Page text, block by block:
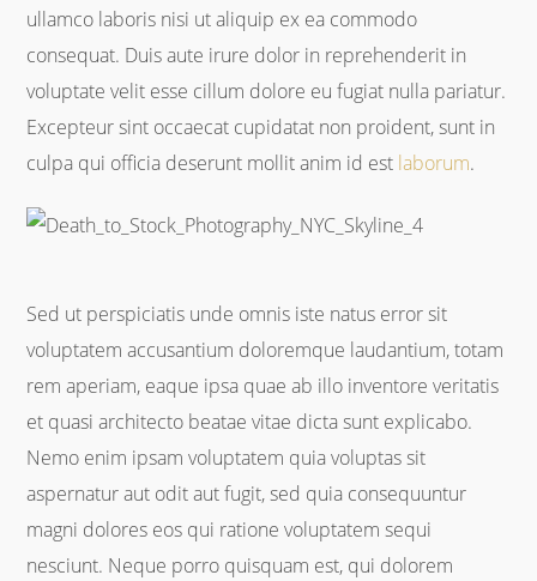
ullamco laboris nisi ut aliquip ex ea commodo
consequat. Duis aute irure dolor in reprehenderit in
voluptate velit esse cillum dolore eu fugiat nulla pariatur.
Excepteur sint occaecat cupidatat non proident, sunt in
culpa qui officia deserunt mollit anim id est laborum.
Sed ut perspiciatis unde omnis iste natus error sit
voluptatem accusantium doloremque laudantium, totam
rem aperiam, eaque ipsa quae ab illo inventore veritatis
et quasi architecto beatae vitae dicta sunt explicabo.
Nemo enim ipsam voluptatem quia voluptas sit
aspernatur aut odit aut fugit, sed quia consequuntur
magni dolores eos qui ratione voluptatem sequi
nesciunt. Neque porro quisquam est, qui dolorem